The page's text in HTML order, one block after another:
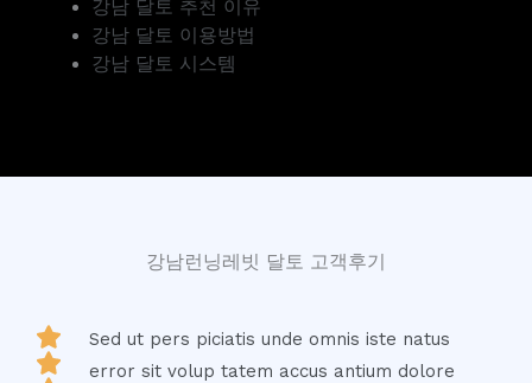
강남 달토 추천 이유
강남 달토 이용방법
강남 달토 시스템
강남런닝레빗 달토 고객후기
Sed ut pers piciatis unde omnis iste natus
error sit volup tatem accus antium dolore